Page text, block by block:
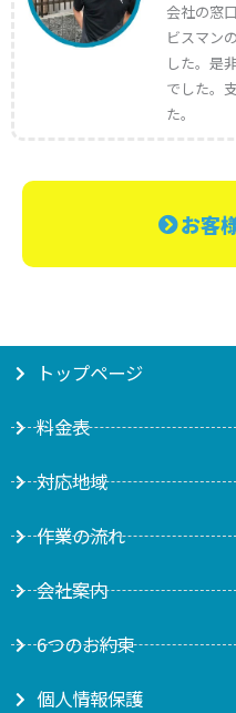
会社の窓
ビスマン
した。是
でした。
た。
お客
トップページ
料金表
対応地域
作業の流れ
会社案内
6つのお約束
個人情報保護